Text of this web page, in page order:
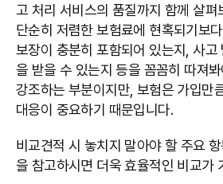
고 처리 서비스의 품질까지 함께 살펴
단순히 저렴한 보험료에 현혹되기보
보장이 충분히 포함되어 있는지, 사고
을 받을 수 있는지 등을 꼼꼼히 따져
강조하는 부분이지만, 보험은 가입만
대응이 중요하기 때문입니다.
비교견적 시 놓치지 말아야 할 주요
을 참고하시면 더욱 효율적인 비교가